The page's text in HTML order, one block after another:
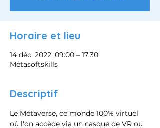
Horaire et lieu
14 déc. 2022, 09:00 – 17:30
Metasoftskills
Descriptif
Le Métaverse, ce monde 100% virtuel
où l'on accède via un casque de VR ou